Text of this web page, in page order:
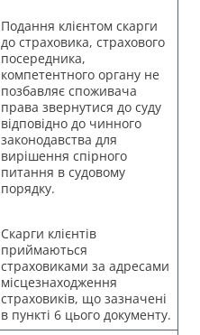
Подання клієнтом скарги
до страховика, страхового
посередника,
компетентного органу не
позбавляє споживача
права звернутися до суду
відповідно до чинного
законодавства для
вирішення спірного
питання в судовому
порядку.
Скарги клієнтів
приймаються
страховиками за адресами
місцезнаходження
страховиків, що зазначені
в пункті 6 цього документу.